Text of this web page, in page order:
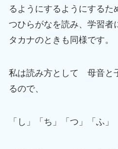
るようにするようにするた
つひらがなを読み、学習者
タカナのときも同様です。
私は読み方として 母音と
るので、
「し」「ち」「つ」「ふ」